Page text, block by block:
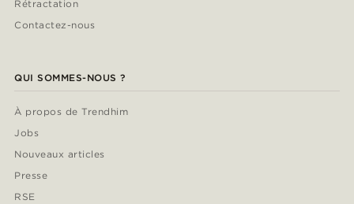
Rétractation
Contactez-nous
QUI SOMMES-NOUS ?
À propos de Trendhim
Jobs
Nouveaux articles
Presse
RSE